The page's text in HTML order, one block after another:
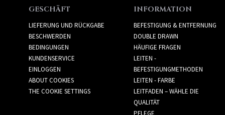
GESCHÄFT
LIEFERUNG UND RÜCKGABE
BESCHWERDEN
BEDINGUNGEN
KUNDENSERVICE
EINLOGGEN
ABOUT COOKIES
THE COOKIE SETTINGS
INFORMATION
BEFESTIGUNG & ENTFERNUNG
DOUBLE DRAWN
HÄUFIGE FRAGEN
LEITEN -
BEFESTIGUNGMETHODEN
LEITEN - FARBE
LEITFADEN – WÄHLE DIE
QUALITÄT
PFLEGE